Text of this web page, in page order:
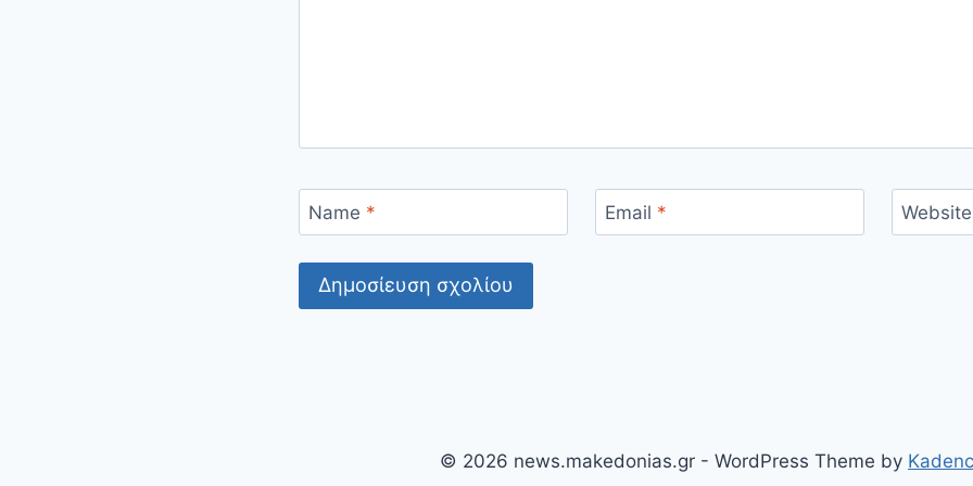
Name * Email * Website
© 2026 news.makedonias.gr - WordPress Theme by